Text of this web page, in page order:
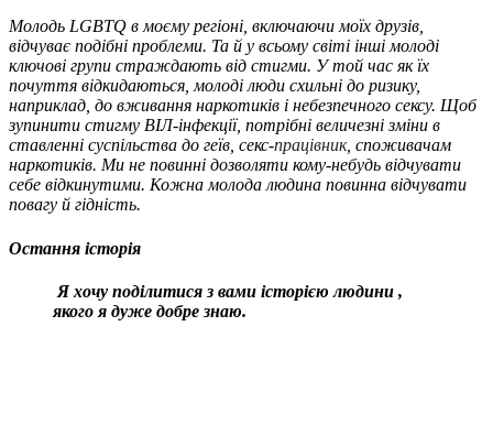
Молодь LGBTQ в моєму регіоні, включаючи моїх друзів,
відчуває подібні проблеми. Та й у всьому світі інші молоді
ключові групи страждають від стигми. У той час як їх
почуття відкидаються, молоді люди схильні до ризику,
наприклад, до вживання наркотиків і небезпечного сексу. Щоб
зупинити стигму ВІЛ-інфекції, потрібні величезні зміни в
ставленні суспільства до геїв, секс-працівник, споживачам
наркотиків. Ми не повинні дозволяти кому-небудь відчувати
себе відкинутими. Кожна молода людина повинна відчувати
повагу й гідність.
Остання історія
Я хочу поділитися з вами історією людини ,
якого я дуже добре знаю.